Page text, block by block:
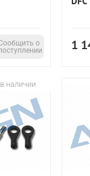
о
1
наличии